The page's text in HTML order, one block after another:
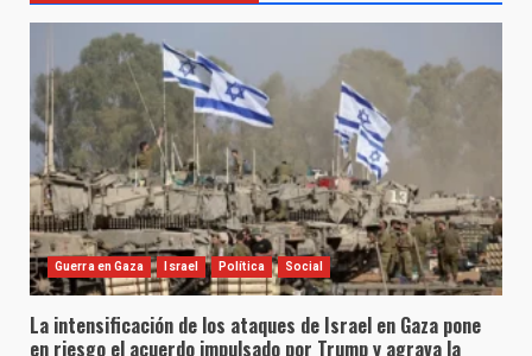
Guerra en Gaza Israel Política Social
La intensificación de los ataques de Israel en Gaza pone
en riesgo el acuerdo impulsado por Trump y agrava la